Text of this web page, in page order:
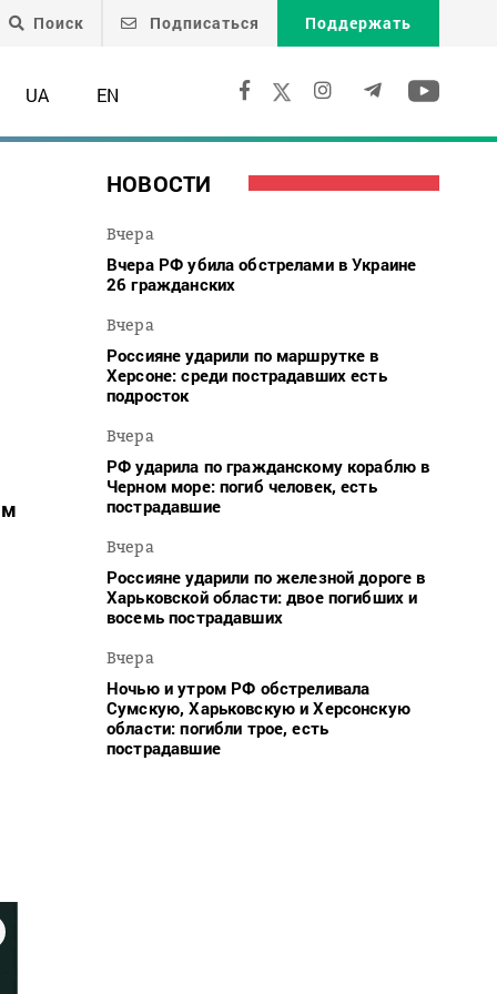
Поиск Подписаться Поддержать
UA EN
НОВОСТИ
Вчера
Вчера РФ убила обстрелами в Украине
26 гражданских
Вчера
Россияне ударили по маршрутке в
Херсоне: среди пострадавших есть
подросток
Вчера
РФ ударила по гражданскому кораблю в
Черном море: погиб человек, есть
пострадавшие
Вчера
Россияне ударили по железной дороге в
Харьковской области: двое погибших и
восемь пострадавших
Вчера
Ночью и утром РФ обстреливала
Сумскую, Харьковскую и Херсонскую
области: погибли трое, есть
пострадавшие